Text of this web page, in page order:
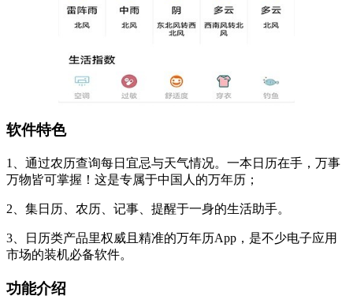
软件特色
1、通过农历查询每日宜忌与天气情况。一本日历在手，万事
万物皆可掌握！这是专属于中国人的万年历；
2、集日历、农历、记事、提醒于一身的生活助手。
3、日历类产品里权威且精准的万年历App，是不少电子应用
市场的装机必备软件。
功能介绍